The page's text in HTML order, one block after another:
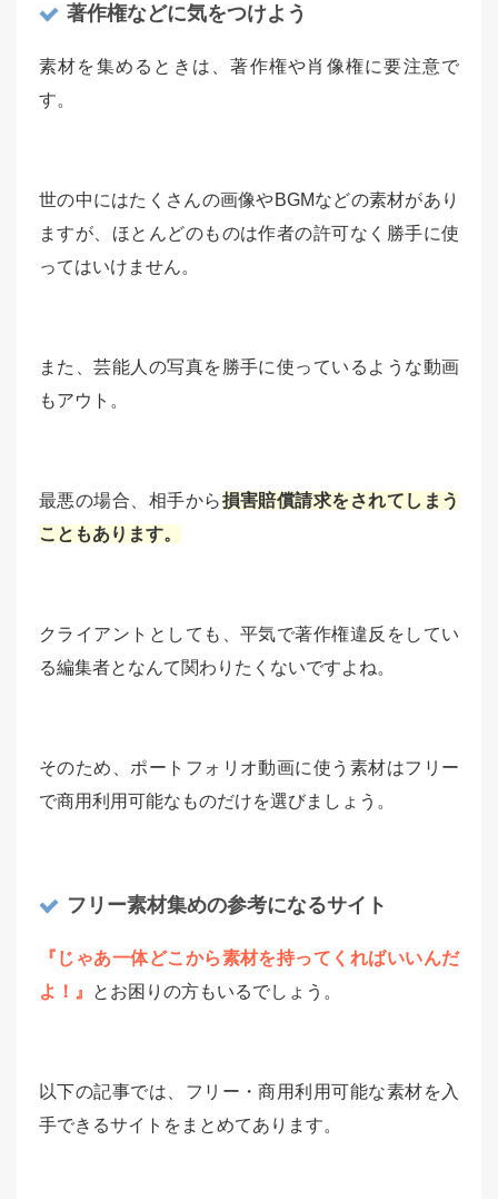
著作権などに気をつけよう
素材を集めるときは、著作権や肖像権に要注意で
す。
世の中にはたくさんの画像やBGMなどの素材があり
ますが、ほとんどのものは作者の許可なく勝手に使
ってはいけません。
また、芸能人の写真を勝手に使っているような動画
もアウト。
最悪の場合、相手から損害賠償請求をされてしまう
こともあります。
クライアントとしても、平気で著作権違反をしてい
る編集者となんて関わりたくないですよね。
そのため、ポートフォリオ動画に使う素材はフリー
で商用利用可能なものだけを選びましょう。
フリー素材集めの参考になるサイト
『じゃあ一体どこから素材を持ってくればいいんだ
よ！』
とお困りの方もいるでしょう。
以下の記事では、フリー・商用利用可能な素材を入
手できるサイトをまとめてあります。